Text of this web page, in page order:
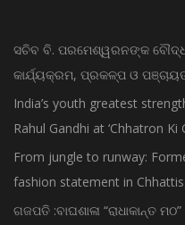
ସଚିବ ବି. ପରମେଶ୍ୱରନଙ୍କ
କାର୍ଯ୍ୟକ୍ରମ, ପ୍ରକଳ୍ପ ଓ
India’s youth greatest
Rahul Gandhi at ‘Chhatron Ki
From jungle to runway:
fashion statement in
ଗଜପତି :ବାଘଶାଳା “ରାଧାକାନ୍ତ